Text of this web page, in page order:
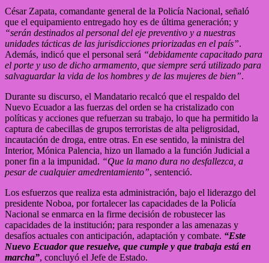
César Zapata, comandante general de la Policía Nacional, señaló
que el equipamiento entregado hoy es de última generación; y
“serán destinados al personal del eje preventivo y a nuestras
unidades tácticas de las jurisdicciones priorizadas en el país”.
Además, indicó que el personal será “debidamente capacitado para
el porte y uso de dicho armamento, que siempre será utilizado para
salvaguardar la vida de los hombres y de las mujeres de bien”.
Durante su discurso, el Mandatario recalcó que el respaldo del
Nuevo Ecuador a las fuerzas del orden se ha cristalizado con
políticas y acciones que refuerzan su trabajo, lo que ha permitido la
captura de cabecillas de grupos terroristas de alta peligrosidad,
incautación de droga, entre otras. En ese sentido, la ministra del
Interior, Mónica Palencia, hizo un llamado a la función Judicial a
poner fin a la impunidad. “Que la mano dura no desfallezca, a
pesar de cualquier amedrentamiento”, sentenció.
Los esfuerzos que realiza esta administración, bajo el liderazgo del
presidente Noboa, por fortalecer las capacidades de la Policía
Nacional se enmarca en la firme decisión de robustecer las
capacidades de la institución; para responder a las amenazas y
desafíos actuales con anticipación, adaptación y combate. “Este
Nuevo Ecuador que resuelve, que cumple y que trabaja está en
marcha”, concluyó el Jefe de Estado.